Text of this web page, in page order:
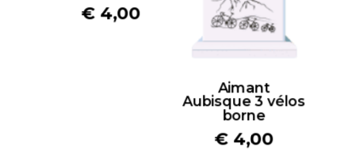
€ 4,00
Aimant
Aubisque 3 vélos
borne
€ 4,00